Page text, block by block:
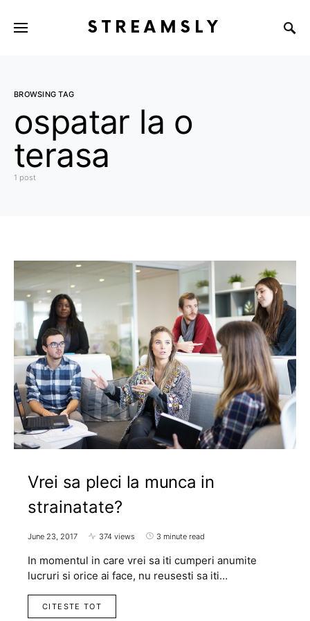
STREAMSLY
BROWSING TAG
ospatar la o
terasa
1 post
Vrei sa pleci la munca in
strainatate?
June 23, 2017 374 views 3 minute read
In momentul in care vrei sa iti cumperi anumite
lucruri si orice ai face, nu reusesti sa iti…
CITESTE TOT